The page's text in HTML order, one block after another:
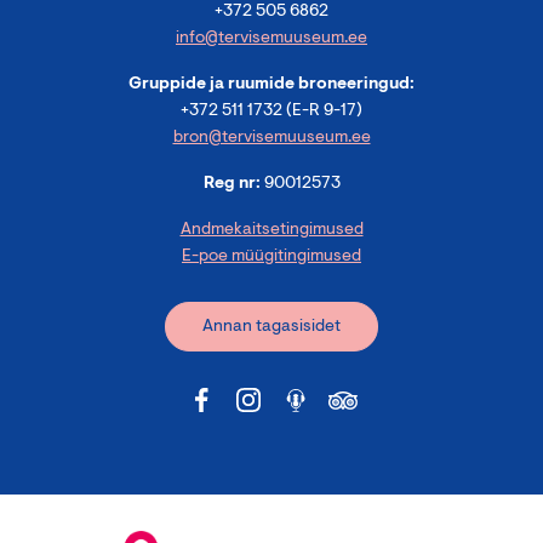
Laste sünnipäevad
Linnalaagrid lastele
Programmid täiskasvanutele
Giidituurid
Podcast SÜNAPS
Ajalugu
Meie inimesed
+372 505 6862
info@tervisemuuseum.ee
Gruppide ja ruumide broneeringud:
+372 511 1732 (E-R 9-17)
bron@tervisemuuseum.ee
Reg nr: 90012573
Andmekaitsetingimused
E-poe müügitingimused
Annan tagasisidet